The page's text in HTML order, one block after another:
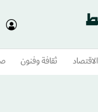
الاقتصاد ثقافة وفنون